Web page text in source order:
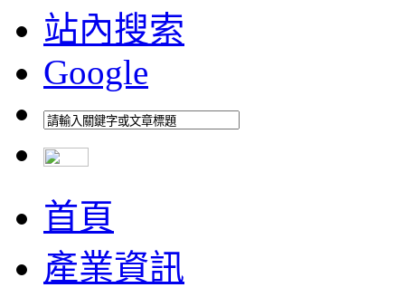
站內搜索
Google
首頁
產業資訊